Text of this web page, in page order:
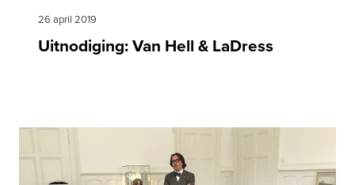
26 april 2019
Uitnodiging: Van Hell & LaDress